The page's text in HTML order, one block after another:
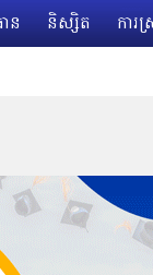
ន និស្សិត ការស្